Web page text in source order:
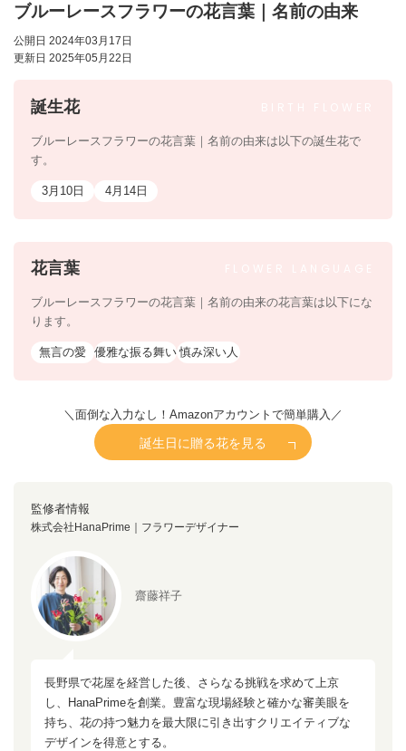
ブルーレースフラワーの花言葉｜名前の由来
公開日 2024年03月17日
更新日 2025年05月22日
誕生花
ブルーレースフラワーの花言葉｜名前の由来は以下の誕生花で
す。
3月10日 4月14日
花言葉
ブルーレースフラワーの花言葉｜名前の由来の花言葉は以下にな
ります。
無言の愛 優雅な振る舞い慎み深い人
＼面倒な入力なし！Amazonアカウントで簡単購入／
誕生日に贈る花を見る
監修者情報
株式会社HanaPrime｜フラワーデザイナー
齋藤祥子
長野県で花屋を経営した後、さらなる挑戦を求めて上京
し、HanaPrimeを創業。豊富な現場経験と確かな審美眼を
持ち、花の持つ魅力を最大限に引き出すクリエイティブな
デザインを得意とする。